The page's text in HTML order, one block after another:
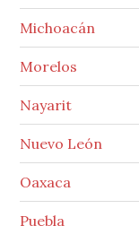
Michoacán
Morelos
Nayarit
Nuevo León
Oaxaca
Puebla